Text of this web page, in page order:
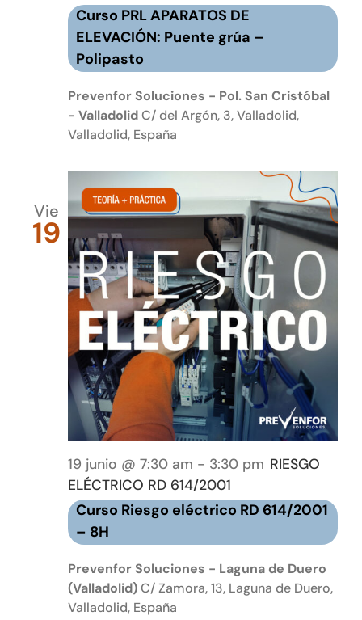
PRL
Puente
grúa
–
Curso PRL APARATOS DE
ELEVACIÓN: Puente grúa –
Polipasto
Prevenfor Soluciones - Pol. San Cristóbal
- ValladolidC/ del Argón, 3, Valladolid,
Valladolid, España
Vie
19
19 junio @ 7:30 am - 3:30 pm RIESGO
ELÉCTRICO RD 614/2001
Curso Riesgo eléctrico RD 614/2001
– 8H
Prevenfor Soluciones - Laguna de Duero
(Valladolid)C/ Zamora, 13, Laguna de Duero,
Valladolid, España